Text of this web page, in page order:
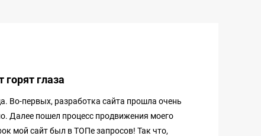
горят глаза
Во-первых, разработка сайта прошла очень
Далее пошел процесс продвижения моего
мой сайт был в ТОПе запросов! Так что,